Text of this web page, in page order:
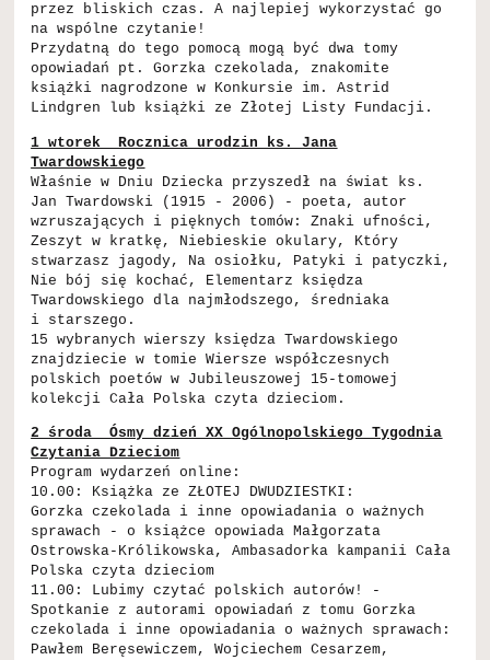
przez bliskich czas. A najlepiej wykorzystać go
na wspólne czytanie!
Przydatną do tego pomocą mogą być dwa tomy
opowiadań pt. Gorzka czekolada, znakomite
książki nagrodzone w Konkursie im. Astrid
Lindgren lub książki ze Złotej Listy Fundacji.
1 wtorek Rocznica urodzin ks. Jana
Twardowskiego
Właśnie w Dniu Dziecka przyszedł na świat ks.
Jan Twardowski (1915 - 2006) - poeta, autor
wzruszających i pięknych tomów: Znaki ufności,
Zeszyt w kratkę, Niebieskie okulary, Który
stwarzasz jagody, Na osiołku, Patyki i patyczki,
Nie bój się kochać, Elementarz księdza
Twardowskiego dla najmłodszego, średniaka
i starszego.
15 wybranych wierszy księdza Twardowskiego
znajdziecie w tomie Wiersze współczesnych
polskich poetów w Jubileuszowej 15-tomowej
kolekcji Cała Polska czyta dzieciom.
2 środa Ósmy dzień XX Ogólnopolskiego Tygodnia
Czytania Dzieciom
Program wydarzeń online:
10.00: Książka ze ZŁOTEJ DWUDZIESTKI:
Gorzka czekolada i inne opowiadania o ważnych
sprawach - o książce opowiada Małgorzata
Ostrowska-Królikowska, Ambasadorka kampanii Cała
Polska czyta dzieciom
11.00: Lubimy czytać polskich autorów! -
Spotkanie z autorami opowiadań z tomu Gorzka
czekolada i inne opowiadania o ważnych sprawach:
Pawłem Beręsewiczem, Wojciechem Cesarzem,